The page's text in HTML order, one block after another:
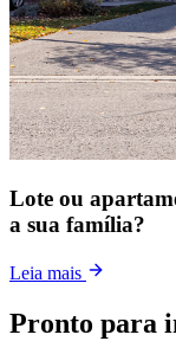
Lote ou
a sua família?
Leia mais
Pronto para